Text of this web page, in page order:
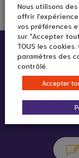
Infos
Hôpital de
10 rue Roger
Nous utilisons
offrir
vos préférences
sur "Accepter
TOUS les
paramètres des
contrôlé.
Accepter